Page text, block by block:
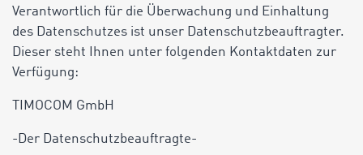
Verantwortlich für die Überwachung und Einhaltung
des Datenschutzes ist unser Datenschutzbeauftragter.
Dieser steht Ihnen unter folgenden Kontaktdaten zur
Verfügung:
TIMOCOM GmbH
-Der Datenschutzbeauftragte-